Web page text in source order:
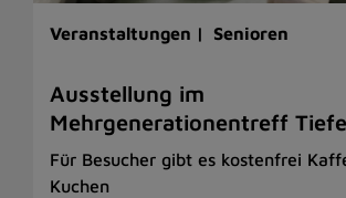
Veranstaltungen | Senioren
Ausstellung im
Mehrgenerationentreff
Für Besucher gibt es kostenfrei
Kuchen